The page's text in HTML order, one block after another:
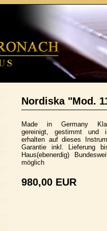
Nordiska "Mod.
Made in Germany
gereinigt, gestimmt und
erhalten auf dieses
Garantie inkl. Lieferung
Haus(ebenerdig)
möglich
980,00 EUR